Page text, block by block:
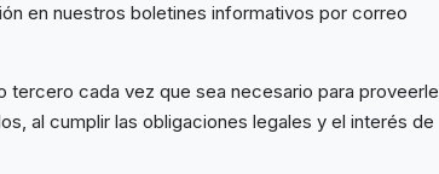
en nuestros boletines informativos por correo
cada vez que sea necesario para proveerle
al cumplir las obligaciones legales y el interés de